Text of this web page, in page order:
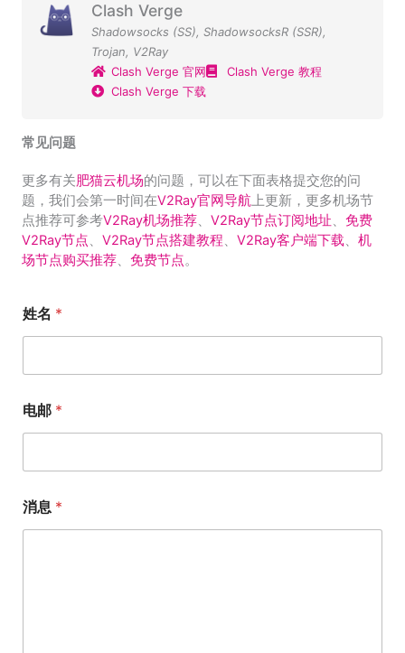
Clash Verge
Shadowsocks (SS), ShadowsocksR (SSR),
Trojan, V2Ray
Clash Verge 官网
Clash Verge 教程
Clash Verge 下载
常见问题
更多有关肥猫云机场的问题，可以在下面表格提交您的问
题，我们会第一时间在V2Ray官网导航上更新，更多机场节
点推荐可参考V2Ray机场推荐、 V2Ray节点订阅地址、 免费
V2Ray节点、 V2Ray节点搭建教程、 V2Ray客户端下载、 机
场节点购买推荐、 免费节点。
姓名 *
电邮 *
消息 *